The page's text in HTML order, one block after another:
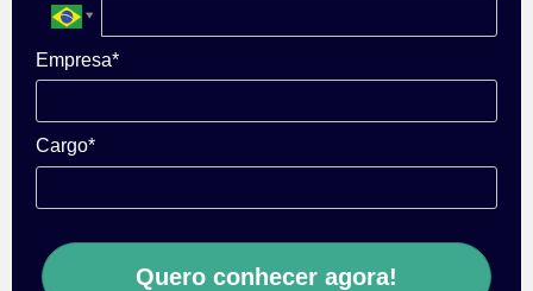
Empresa*
Cargo*
Quero conhecer agora!